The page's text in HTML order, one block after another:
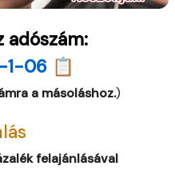
adószám:
1-06 📋
a másoláshoz.)
felajánlásával